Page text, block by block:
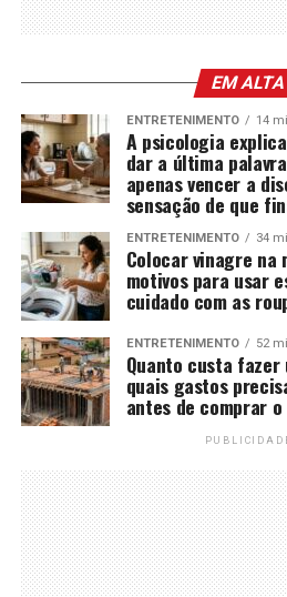
EM ALTA
ENTRETENIMENTO 14
A psicologia
dar a última
apenas vencer a
sensação de que
ENTRETENIMENTO 34
Colocar vinagre na
motivos para usar
cuidado com as
ENTRETENIMENTO 52
Quanto custa fazer
quais gastos
antes de comprar